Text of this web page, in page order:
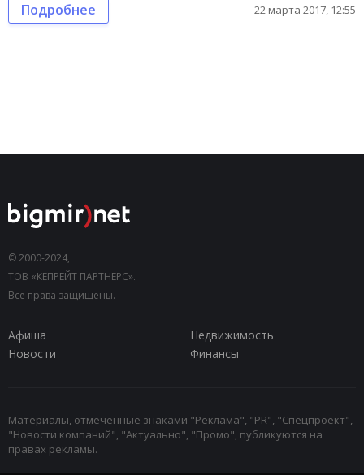
Подробнее 22 марта 2017, 12:55
© 2000-2024,
ТОВ «КЕПРЕЙТ ПАРТНЕРС».
Все права защищены.
Афиша
Недвижимость
Новости
Финансы
Материалы, отмеченные знаками "Реклама", "PR", "Спецпроект",
"Новости компаний", "Актуально", "Промо", публикуются на
правах рекламы.